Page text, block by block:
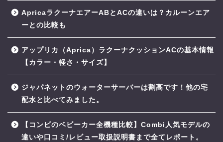
ApricaラクーナエアーABとACの違いは？カルーンエア
ーとの比較も
アップリカ（Aprica）ラクーナクッションACの基本情報
【カラー・軽さ・サイズ】
ジャパネットのウォーターサーバーは割高です！他の宅
配水と比べてみました。
【コンビのベビーカー全機種比較】Combi人気モデルの
違いや口コミ/レビュー取扱説明書まで全てレポート。